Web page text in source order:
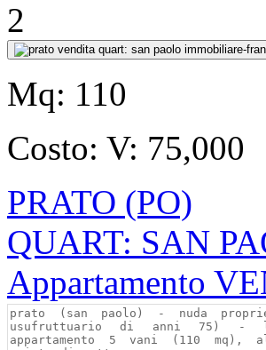
2
Mq: 110
Costo: V: 75,000
PRATO (PO)
QUART: SAN
Appartamento